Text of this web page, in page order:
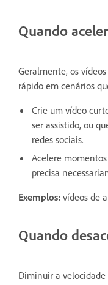
Quando
Geralmente, os
rápido em cenários
Crie um vídeo
ser assistido, ou
redes sociais.
Acelere
precisa
Exemplos: vídeos de
Quando
Diminuir a